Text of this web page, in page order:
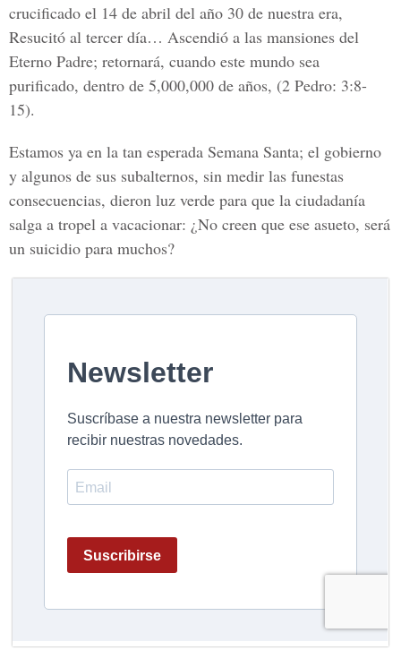
crucificado el 14 de abril del año 30 de nuestra era,
Resucitó al tercer día… Ascendió a las mansiones del
Eterno Padre; retornará, cuando este mundo sea
purificado, dentro de 5,000,000 de años, (2 Pedro: 3:8-
15).
Estamos ya en la tan esperada Semana Santa; el gobierno
y algunos de sus subalternos, sin medir las funestas
consecuencias, dieron luz verde para que la ciudadanía
salga a tropel a vacacionar: ¿No creen que ese asueto, será
un suicidio para muchos?